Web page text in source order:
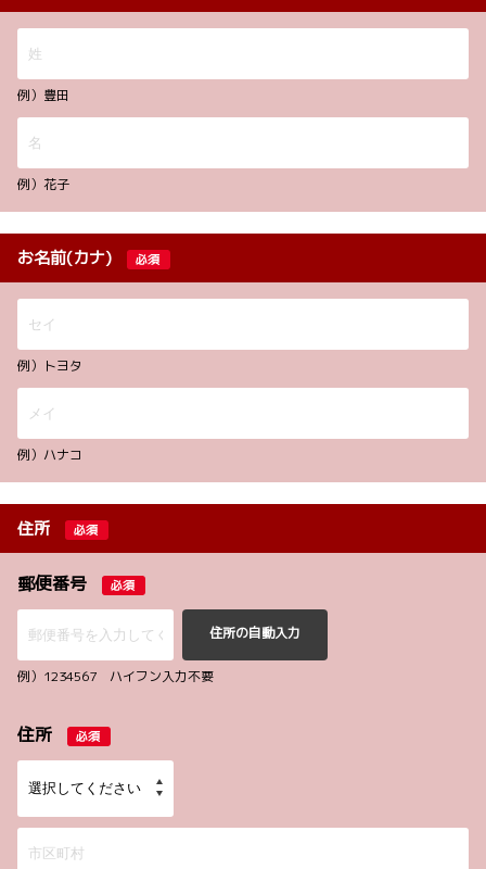
例）豊田
例）花子
お名前(カナ) 必須
例）トヨタ
例）ハナコ
住所 必須
郵便番号 必須
住所の自動入力
例）1234567 ハイフン入力不要
住所 必須